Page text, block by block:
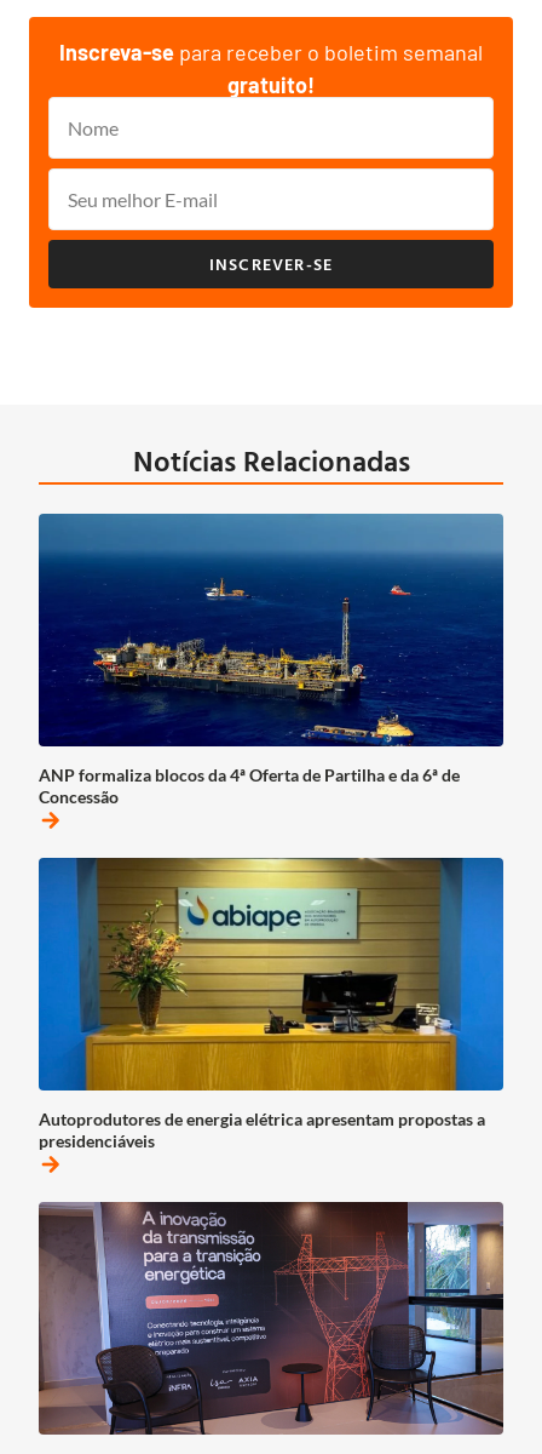
Inscreva-se para receber o boletim semanal
gratuito!
INSCREVER-SE
Notícias Relacionadas
ANP formaliza blocos da 4ª Oferta de Partilha e da 6ª de
Concessão
arrow_forward
Autoprodutores de energia elétrica apresentam propostas a
presidenciáveis
arrow_forward